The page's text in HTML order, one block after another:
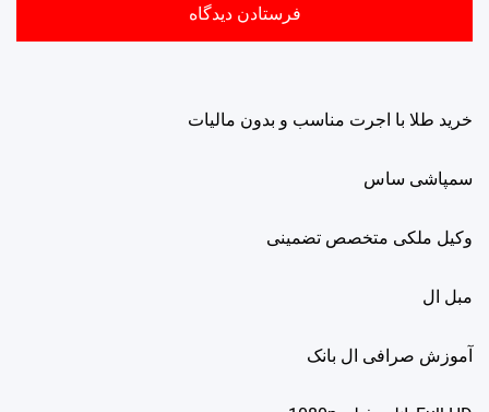
خرید طلا با اجرت مناسب و بدون مالیات
سمپاشی ساس
وکیل ملکی متخصص تضمینی
مبل ال
آموزش صرافی ال بانک